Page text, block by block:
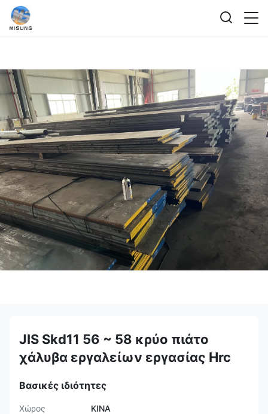
JIS Skd11 56 ~ 58 κρύο πιάτο
χάλυβα εργαλείων εργασίας Hrc
Βασικές ιδιότητες
Χώρος
ΚΙΝΑ